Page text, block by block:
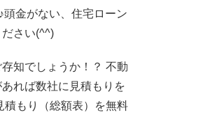
金がない、住宅ローン
さい(^^)
知でしょうか！？ 不動
れば数社に見積もりを
積もり（総額表）を無料